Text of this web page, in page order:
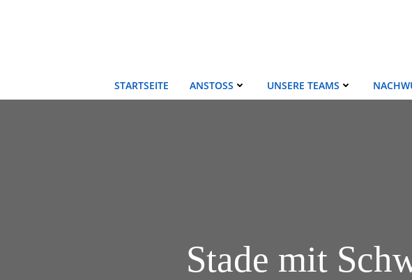
STARTSEITE ANSTOSS UNSERE TEAMS
Stade mit